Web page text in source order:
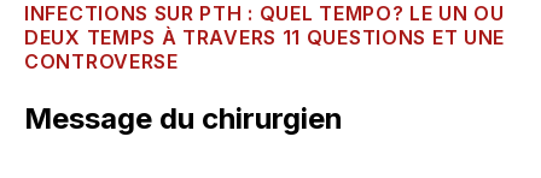
INFECTIONS SUR PTH : QUEL TEMPO? LE UN OU
DEUX TEMPS À TRAVERS 11 QUESTIONS ET UNE
CONTROVERSE
Message du chirurgien